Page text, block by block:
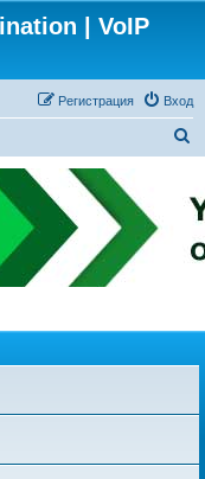
| VoIP
Вход
Регистрация
с
к